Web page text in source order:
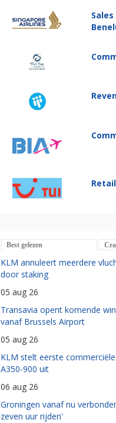
Best gelezen
KLM annuleert meerdere
door staking
05 aug 26
Transavia opent komende
vanaf Brussels Airport
05 aug 26
KLM stelt eerste
A350-900 uit
06 aug 26
Groningen vanaf nu
zeven uur rijden'